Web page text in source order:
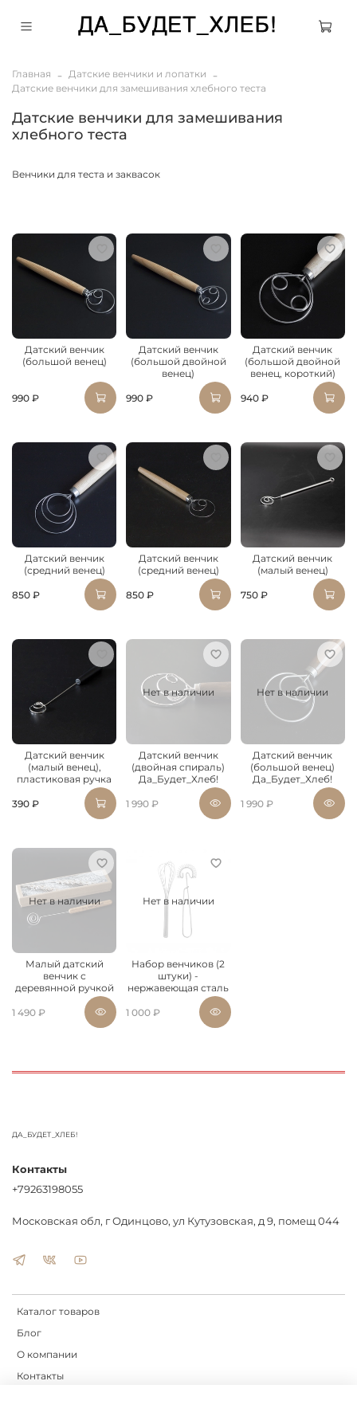
Главная
Датские венчики и лопатки
Датские венчики для замешивания хлебного теста
Датские венчики для замешивания
хлебного теста
Венчики для теста и заквасок
Датский венчик
(большой венец)
990 ₽
Датский венчик
(большой двойной
венец)
990 ₽
Датский венчик
(большой двойной
венец, короткий)
940 ₽
Датский венчик
(средний венец)
850 ₽
Датский венчик
(средний венец)
850 ₽
Датский венчик
(малый венец)
750 ₽
Датский венчик
(малый венец),
пластиковая ручка
390 ₽
Нет в наличии
Датский венчик
(двойная спираль)
Да_Будет_Хлеб!
1 990 ₽
Нет в наличии
Датский венчик
(большой венец)
Да_Будет_Хлеб!
1 990 ₽
Нет в наличии
Малый датский
венчик с
деревянной ручкой
1 490 ₽
Нет в наличии
Набор венчиков (2
штуки) -
нержавеющая сталь
1 000 ₽
ДА_БУДЕТ_ХЛЕБ!
Каталог товаров
Блог
О компании
Контакты
Контакты
+79263198055
Московская обл, г Одинцово, ул Кутузовская, д 9, помещ 044